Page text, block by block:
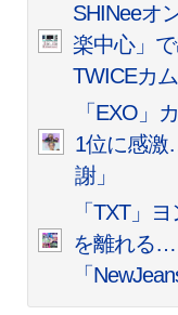
SHINeeオ
楽中心」
TWICEカ
「EXO」
1位に感激
謝」
「TXT」
を離れる…
「